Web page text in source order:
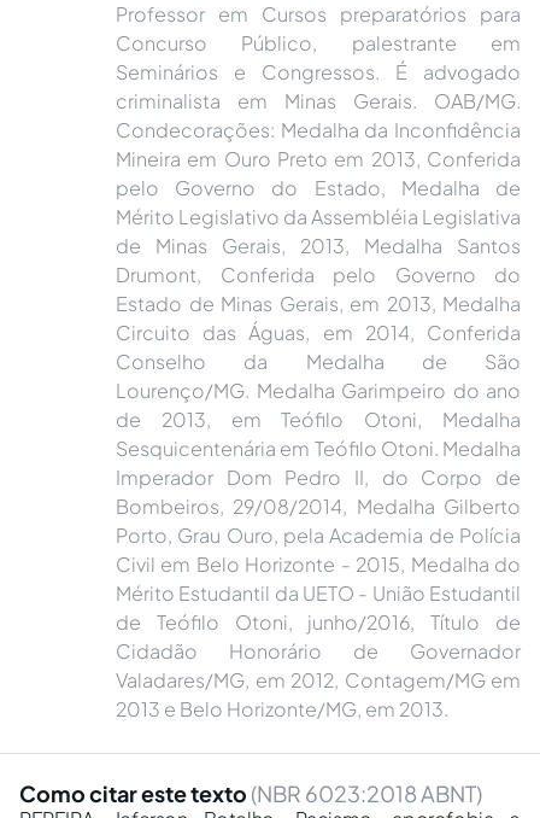
Professor em Cursos preparatórios para
Concurso Público, palestrante em
Seminários e Congressos. É advogado
criminalista em Minas Gerais. OAB/MG.
Condecorações: Medalha da Inconfidência
Mineira em Ouro Preto em 2013, Conferida
pelo Governo do Estado, Medalha de
Mérito Legislativo da Assembléia Legislativa
de Minas Gerais, 2013, Medalha Santos
Drumont, Conferida pelo Governo do
Estado de Minas Gerais, em 2013, Medalha
Circuito das Águas, em 2014, Conferida
Conselho da Medalha de São
Lourenço/MG. Medalha Garimpeiro do ano
de 2013, em Teófilo Otoni, Medalha
Sesquicentenária em Teófilo Otoni. Medalha
Imperador Dom Pedro II, do Corpo de
Bombeiros, 29/08/2014, Medalha Gilberto
Porto, Grau Ouro, pela Academia de Polícia
Civil em Belo Horizonte - 2015, Medalha do
Mérito Estudantil da UETO - União Estudantil
de Teófilo Otoni, junho/2016, Título de
Cidadão Honorário de Governador
Valadares/MG, em 2012, Contagem/MG em
2013 e Belo Horizonte/MG, em 2013.
Como citar este texto (NBR 6023:2018 ABNT)